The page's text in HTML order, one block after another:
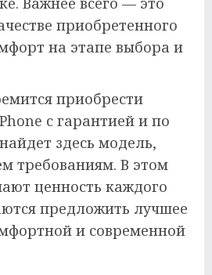
приобретенного
на этапе выбора и
приобрести
с гарантией и по
здесь модель,
требованиям. В этом
ценность каждого
предложить лучшее
и современной